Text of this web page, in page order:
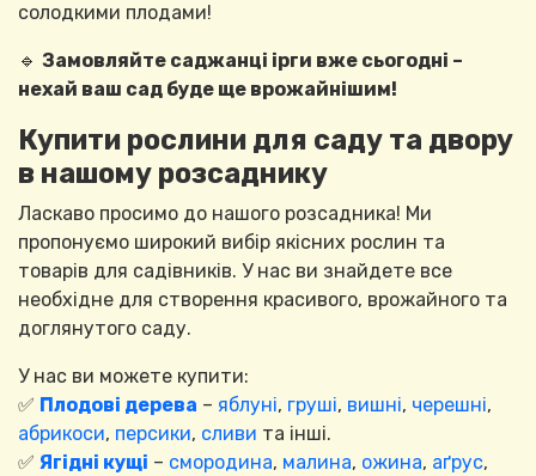
солодкими плодами!
🔹 Замовляйте саджанці ірги вже сьогодні –
нехай ваш сад буде ще врожайнішим!
Купити рослини для саду та двору
в нашому розсаднику
Ласкаво просимо до нашого розсадника! Ми
пропонуємо широкий вибір якісних рослин та
товарів для садівників. У нас ви знайдете все
необхідне для створення красивого, врожайного та
доглянутого саду.
У нас ви можете купити:
✅ Плодові дерева – яблуні, груші, вишні, черешні,
абрикоси, персики, сливи та інші.
✅ Ягідні кущі – смородина, малина, ожина, аґрус,